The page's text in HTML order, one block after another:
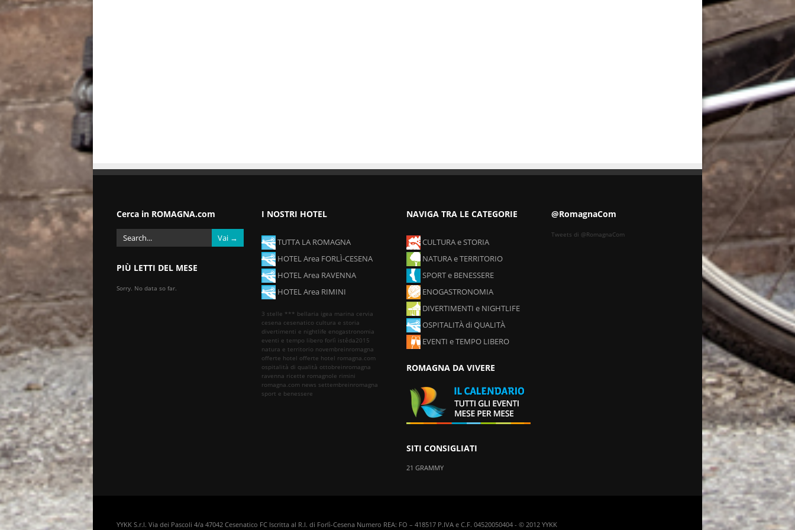
Cerca in ROMAGNA.com
PIÙ LETTI DEL MESE
Sorry. No data so far.
I NOSTRI HOTEL
TUTTA LA ROMAGNA
HOTEL Area FORLÌ-CESENA
HOTEL Area RAVENNA
HOTEL Area RIMINI
3 stelle *** bellaria igea marina cervia
cesena cesenatico cultura e storia
divertimenti e nightlife enogastronomia
eventi e tempo libero forlì istêda2015
natura e territorio novembreinromagna
offerte hotel offerte hotel romagna.com
ospitalità di qualità ottobreinromagna
ravenna ricette romagnole rimini
romagna.com news settembreinromagna
sport e benessere
NAVIGA TRA LE CATEGORIE
CULTURA e STORIA
NATURA e TERRITORIO
SPORT e BENESSERE
ENOGASTRONOMIA
DIVERTIMENTI e NIGHTLIFE
OSPITALITÀ di QUALITÀ
EVENTI e TEMPO LIBERO
ROMAGNA DA VIVERE
SITI CONSIGLIATI
21 GRAMMY
@RomagnaCom
Tweets di @RomagnaCom
YYKK S.r.l. Via dei Pascoli 4/a 47042 Cesenatico FC Iscritta al R.I. di Forlì-Cesena Numero REA: FO – 418517 P.IVA e C.F. 04520050404 - © 2012 YYKK